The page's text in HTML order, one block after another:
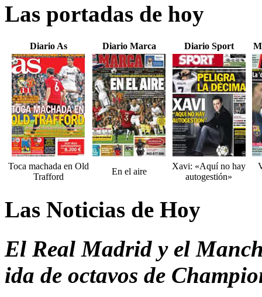
Las portadas de hoy
Diario As Diario Marca Diario Sport
Toca machada en Old
Trafford
En el aire
Xavi: «Aquí no hay
autogestión»
Las Noticias de Hoy
El Real Madrid y el
ida de octavos de